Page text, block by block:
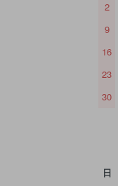
2
9
16
23
30
日